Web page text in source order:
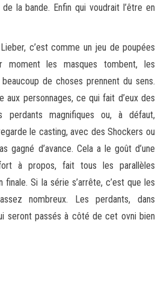
la bande. Enfin qui voudrait l’être en
c’est comme un jeu de poupées
moment les masques tombent, les
de choses prennent du sens.
aux personnages, ce qui fait d’eux des
perdants magnifiques ou, à défaut,
le casting, avec des Shockers ou
gagné d’avance. Cela a le goût d’une
à propos, fait tous les parallèles
finale. Si la série s’arrête, c’est que les
nombreux. Les perdants, dans
seront passés à côté de cet ovni bien